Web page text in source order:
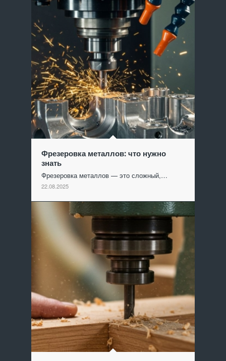
Фрезеровка металлов: что нужно
знать
Фрезеровка металлов — это сложный,…
22.08.2025